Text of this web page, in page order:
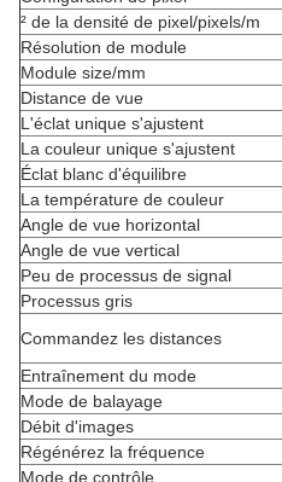
² de la densité de pixel/pixels/m
Résolution de module
Module size/mm
Distance de vue
L'éclat unique s'ajustent
La couleur unique s'ajustent
Éclat blanc d'équilibre
La température de couleur
Angle de vue horizontal
Angle de vue vertical
Peu de processus de signal
Processus gris
Commandez les distances
Entraînement du mode
Mode de balayage
Débit d'images
Régénérez la fréquence
Mode de contrôle